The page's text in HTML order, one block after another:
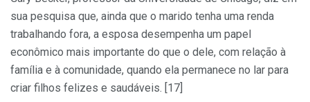
sua pesquisa que, ainda que o marido tenha uma renda
trabalhando fora, a esposa desempenha um papel
econômico mais importante do que o dele, com relação à
família e à comunidade, quando ela permanece no lar para
criar filhos felizes e saudáveis. [17]